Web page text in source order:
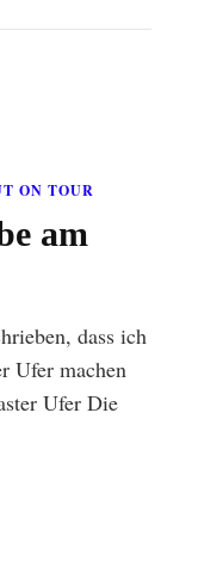
ON TOUR
am
dass ich
Ufer machen
Ufer Die